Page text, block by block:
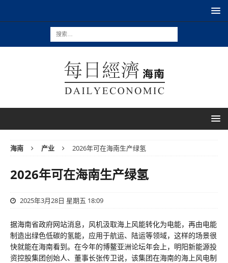
海南 产业 2026年可在海南生产绿氢
2026年可在海南生产绿氢
2025年3月28日 星期五 18:09
据海南省政府网站消息，风机汲取海上风能转化为电能，再由电能
制造出绿色低碳的氢能，应用于航运、陆运等领域，这样的场景很
快就能在海南看到。在今年的博鳌亚洲论坛年会上，明阳新能源投
资控股集团创始人、董事长张传卫说，该集团在海南的海上风电制